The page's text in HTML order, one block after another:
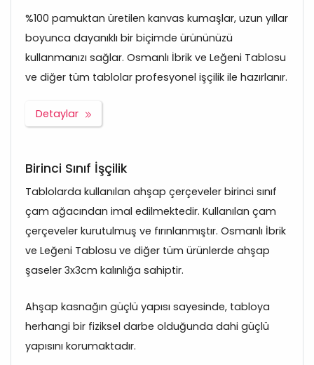
%100 pamuktan üretilen kanvas kumaşlar, uzun yıllar
boyunca dayanıklı bir biçimde ürününüzü
kullanmanızı sağlar. Osmanlı İbrik ve Leğeni Tablosu
ve diğer tüm tablolar profesyonel işçilik ile hazırlanır.
Detaylar
Birinci Sınıf İşçilik
Tablolarda kullanılan ahşap çerçeveler birinci sınıf
çam ağacından imal edilmektedir. Kullanılan çam
çerçeveler kurutulmuş ve fırınlanmıştır. Osmanlı İbrik
ve Leğeni Tablosu ve diğer tüm ürünlerde ahşap
şaseler 3x3cm kalınlığa sahiptir.
Ahşap kasnağın güçlü yapısı sayesinde, tabloya
herhangi bir fiziksel darbe olduğunda dahi güçlü
yapısını korumaktadır.